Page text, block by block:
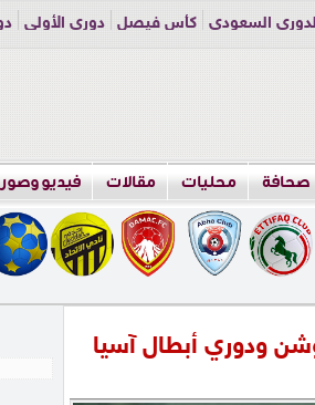
السعودي كأس فيصل دوري الأولى
صحافة محليات مقالات فيديو
ودوري أبطال آسيا